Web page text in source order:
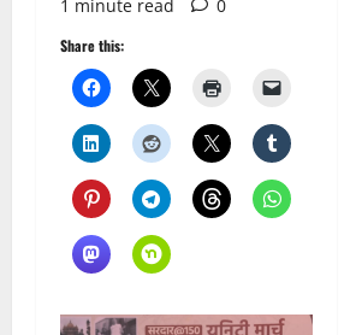
1 minute read
0
Share this: